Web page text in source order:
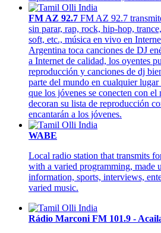
FM AZ 92.7 FM AZ 92.7
sin parar, rap, rock, hip-hop,
soft, etc., música en vivo en
Argentina toca canciones de DJ
a Internet de calidad, los oyentes
reproducción y canciones de dj
parte del mundo en cualquier
que los jóvenes se conecten con el
decoran su lista de reproducción
encantarán a los jóvenes.
WABE
Local radio station that transmits
with a varied programming, made
information, sports, interviews,
varied music.
Rádio Marconi FM 101.9 -